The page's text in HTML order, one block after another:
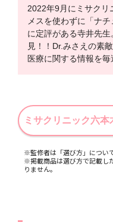
2022年9月にミサクリ
メスを使わずに「ナ
に定評がある寺井先
見！！Dr.みさえの素
医療に関する情報を毎
ミサクリニック六
※監修者は「選び方」につい
※掲載商品は選び方で記載し
りません。